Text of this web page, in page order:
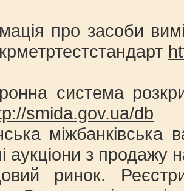
про засоби
система
smida.gov.ua/db
аукціони з продажу
ринок.